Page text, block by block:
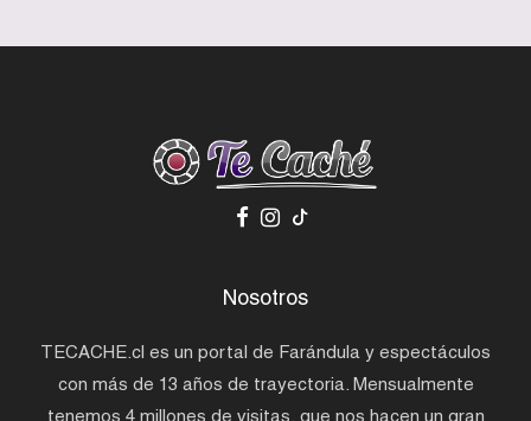
Nosotros
TECACHE.cl es un portal de Farándula y espectáculos
con más de 13 años de trayectoria. Mensualmente
tenemos 4 millones de visitas, que nos hacen un gran